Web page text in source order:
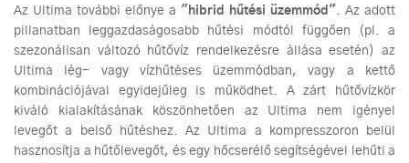
Az Ultima további előnye a "hibrid hűtési üzemmód" . Az adott
pillanatban leggazdaságosabb hűtési módtól függően (pl. a
szezonálisan változó hűtővíz rendelkezésre állása esetén) az
Ultima lég- vagy vízhűtéses üzemmódban, vagy a kettő
kombinációjával egyidejűleg is működhet. A zárt hűtővízkör
kiváló kialakításának köszönhetően az Ultima nem igényel
levegőt a belső hűtéshez. Az Ultima a kompresszoron belül
hasznosítja a hűtőlevegőt, és egy hőcserélő segítségével lehűti a